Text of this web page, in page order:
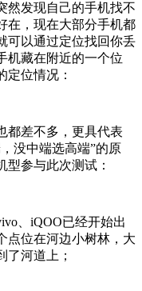
然发现自己的手机找不
在，现在大部分手机都
可以通过定位找回你丢
机藏在附近的一个位
定位情况：
都差不多，更具代表
没中端选高端”的原
型参与此次测试：
、iQOO已经开始出
点位在河边小树林，大
了河道上；